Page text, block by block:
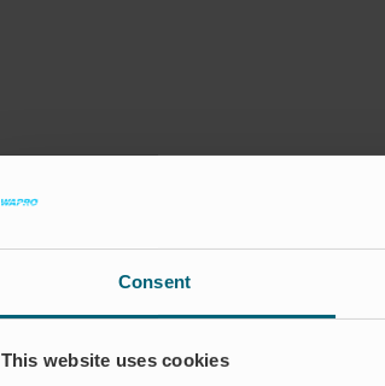
Consent
This website uses cookies